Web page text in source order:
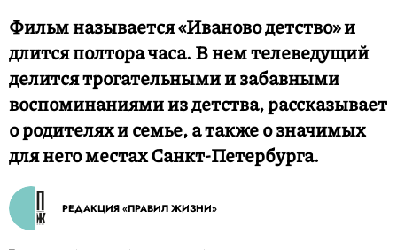
​​​​​​Фильм называется «Иваново детство» и
длится полтора часа. В нем телеведущий
делится трогательными и забавными
воспоминаниями из детства, рассказывает
о родителях и семье, а также о значимых
для него местах Санкт-Петербурга.
РЕДАКЦИЯ «ПРАВИЛ ЖИЗНИ»